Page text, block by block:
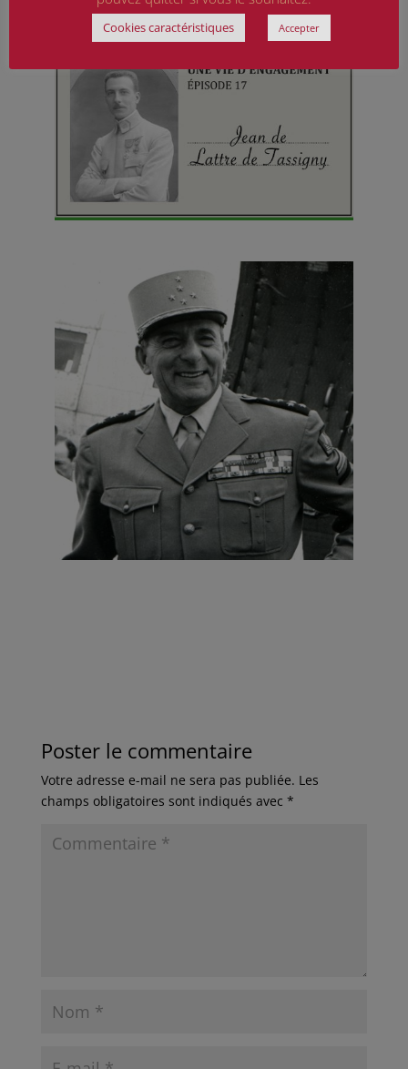
Poster le commentaire
Votre adresse e-mail ne sera pas publiée. Les
champs obligatoires sont indiqués avec *
Cookies caractéristiques Accepter